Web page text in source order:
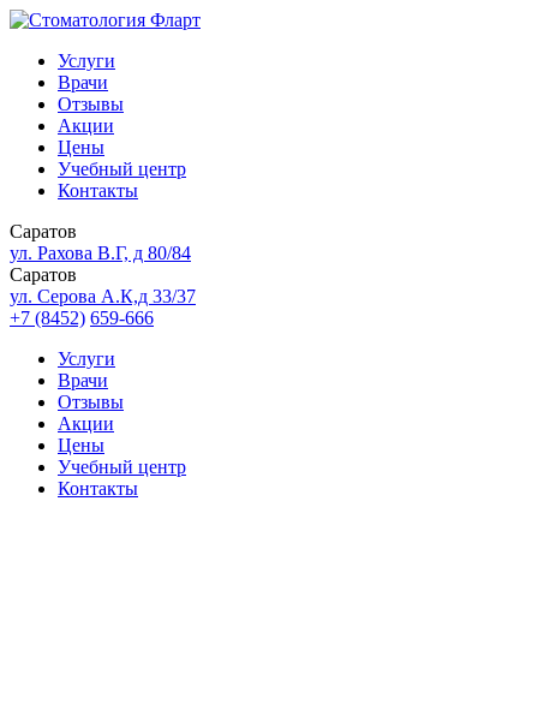
Услуги
Врачи
Отзывы
Акции
Цены
Учебный центр
Контакты
Саратов
ул. Рахова В.Г, д 80/84
Саратов
ул. Серова А.К,д 33/37
+7 (8452) 659-666
Услуги
Врачи
Отзывы
Акции
Цены
Учебный центр
Контакты